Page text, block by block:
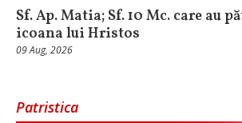
Sf. Ap. Matia; Sf. 10 Mc. care au
icoana lui Hristos
09 Aug, 2026
Patristica